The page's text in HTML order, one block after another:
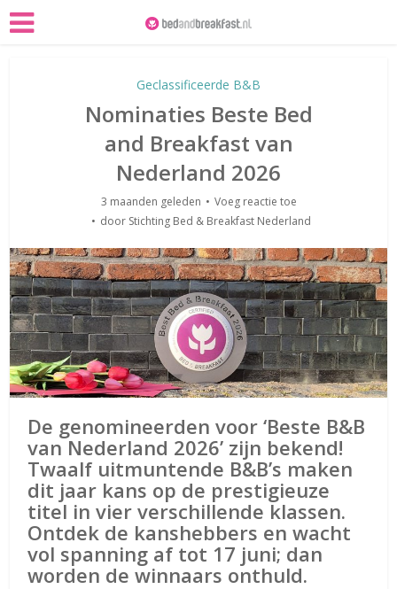
Geclassificeerde B&B
Nominaties Beste Bed
and Breakfast van
Nederland 2026
3 maanden geleden
Voeg reactie toe
door Stichting Bed & Breakfast Nederland
De genomineerden voor ‘Beste B&B
van Nederland 2026’ zijn bekend!
Twaalf uitmuntende B&B’s maken
dit jaar kans op de prestigieuze
titel in vier verschillende klassen.
Ontdek de kanshebbers en wacht
vol spanning af tot 17 juni; dan
worden de winnaars onthuld.